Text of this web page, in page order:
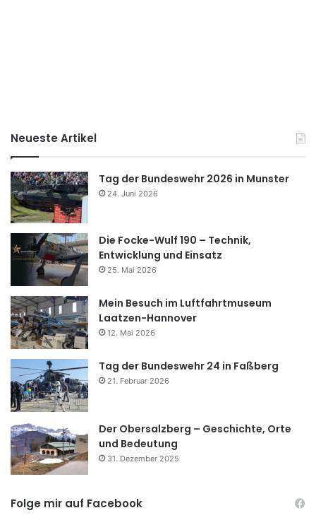
Neueste Artikel
Tag der Bundeswehr 2026 in Munster
24. Juni 2026
Die Focke-Wulf 190 – Technik,
Entwicklung und Einsatz
25. Mai 2026
Mein Besuch im Luftfahrtmuseum
Laatzen-Hannover
12. Mai 2026
Tag der Bundeswehr 24 in Faßberg
21. Februar 2026
Der Obersalzberg – Geschichte, Orte
und Bedeutung
31. Dezember 2025
Folge mir auf Facebook